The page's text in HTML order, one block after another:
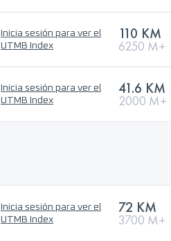
Inicia sesión para ver el
UTMB Index
110 KM
6250 M+
Inicia sesión para ver el
UTMB Index
41.6 KM
2000 M+
Inicia sesión para ver el
UTMB Index
72 KM
3700 M+